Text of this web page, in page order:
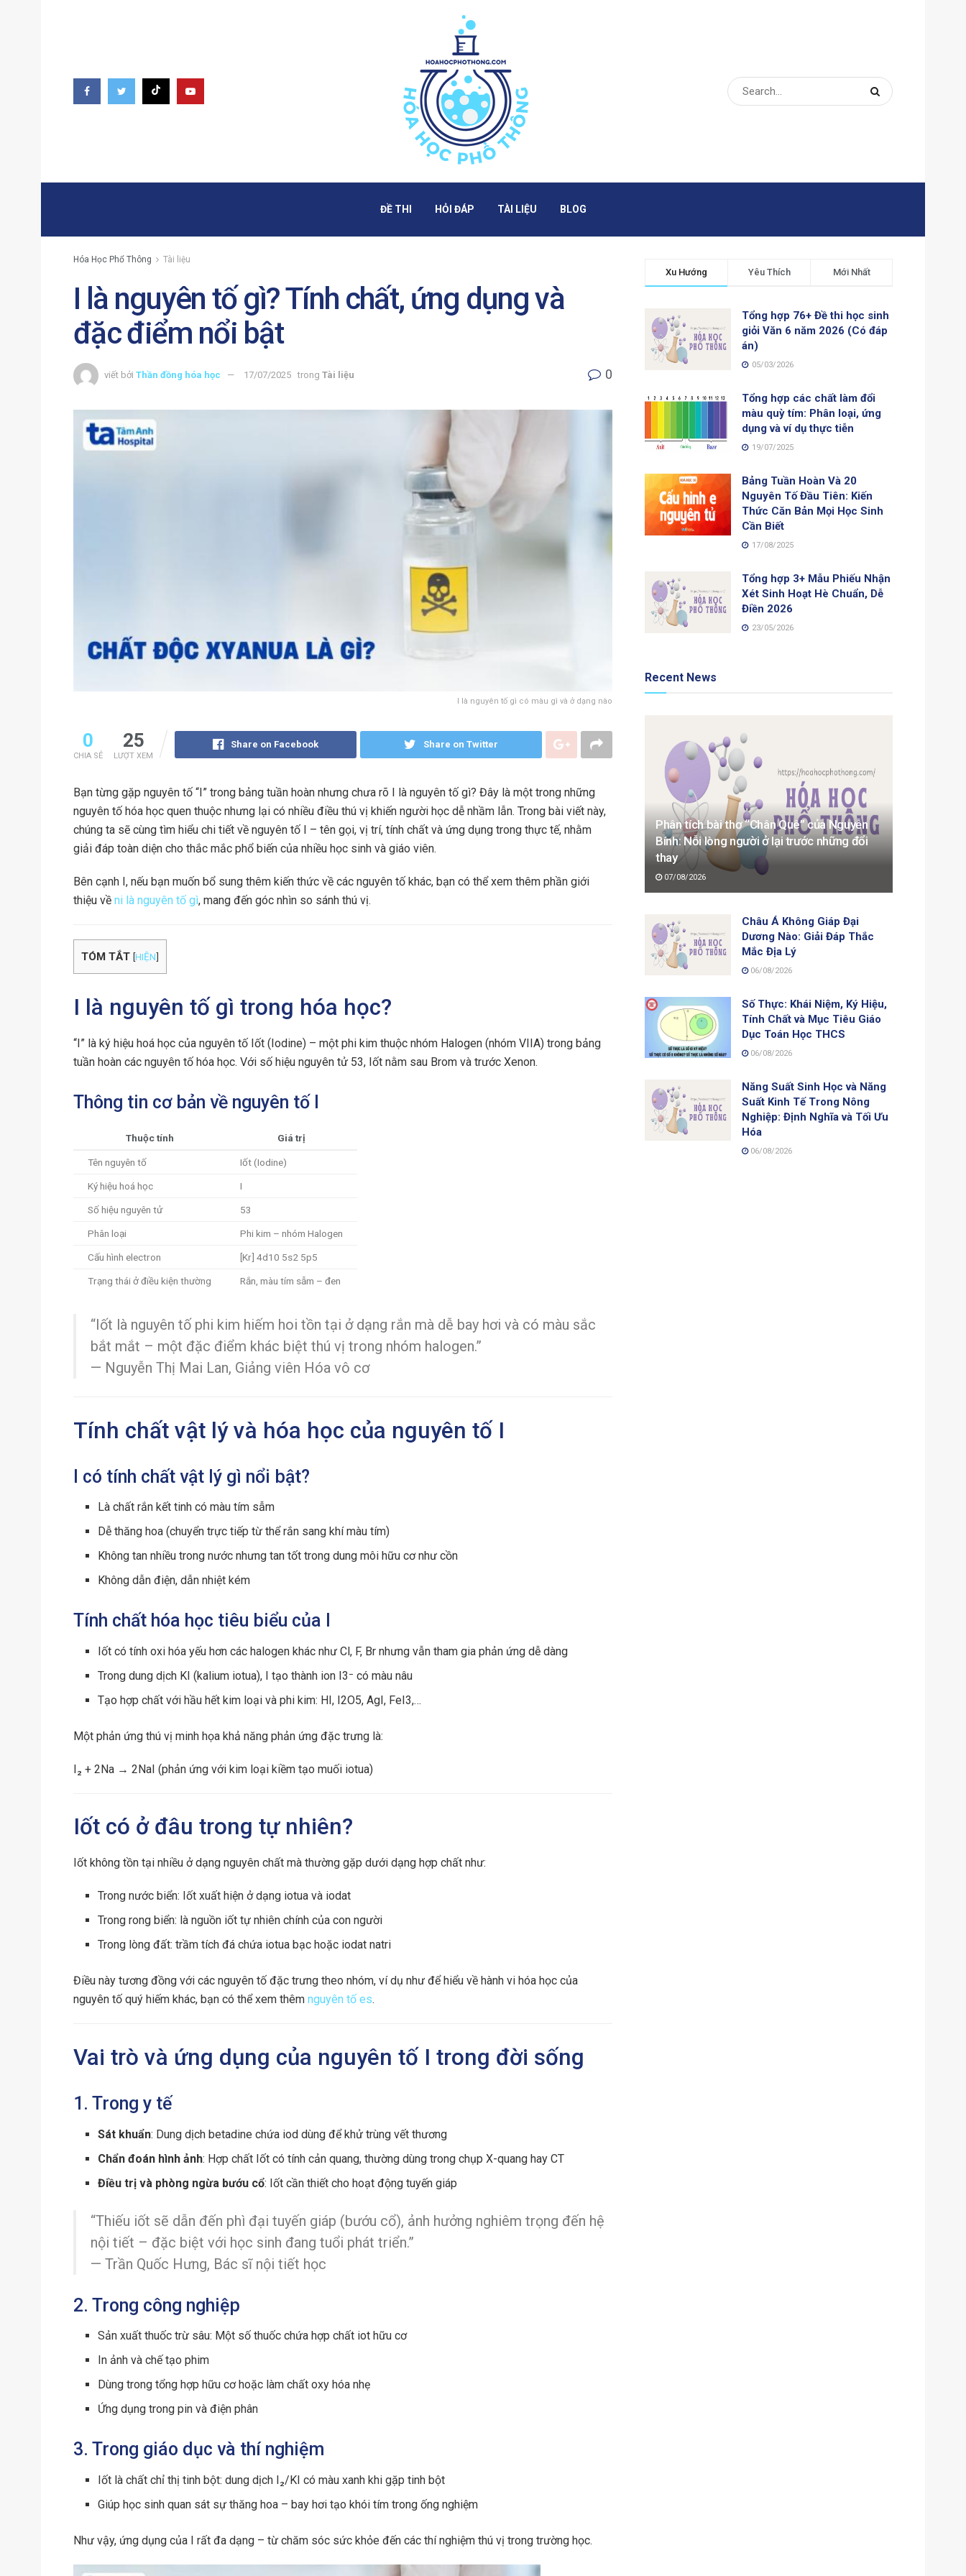
ĐỀ THI HỎI ĐÁP TÀI LIỆU BLOG
Hóa Học Phổ Thông Tài liệu
I là nguyên tố gì? Tính chất, ứng dụng và
đặc điểm nổi bật
viết bởi Thần đồng hóa học 17/07/2025 trong Tài liệu 0
I là nguyên tố gì có màu gì và ở dạng nào
0
CHIA SẺ
25
LƯỢT XEM
Share on Facebook Share on Twitter
Bạn từng gặp nguyên tố “I” trong bảng tuần hoàn nhưng chưa rõ I là nguyên tố gì? Đây là một trong những
nguyên tố hóa học quen thuộc nhưng lại có nhiều điều thú vị khiến người học dễ nhầm lẫn. Trong bài viết này,
chúng ta sẽ cùng tìm hiểu chi tiết về nguyên tố I – tên gọi, vị trí, tính chất và ứng dụng trong thực tế, nhằm
giải đáp toàn diện cho thắc mắc phổ biến của nhiều học sinh và giáo viên.
Bên cạnh I, nếu bạn muốn bổ sung thêm kiến thức về các nguyên tố khác, bạn có thể xem thêm phần giới
thiệu về ni là nguyên tố gì, mang đến góc nhìn so sánh thú vị.
TÓM TẮT [HIỆN]
I là nguyên tố gì trong hóa học?
“I” là ký hiệu hoá học của nguyên tố Iốt (Iodine) – một phi kim thuộc nhóm Halogen (nhóm VIIA) trong bảng
tuần hoàn các nguyên tố hóa học. Với số hiệu nguyên tử 53, Iốt nằm sau Brom và trước Xenon.
Thông tin cơ bản về nguyên tố I
Thuộc tính Giá trị
Tên nguyên tố Iốt (Iodine)
Ký hiệu hoá học I
Số hiệu nguyên tử 53
Phân loại Phi kim – nhóm Halogen
Cấu hình electron [Kr] 4d10 5s2 5p5
Trạng thái ở điều kiện thường Rắn, màu tím sẫm – đen
“Iốt là nguyên tố phi kim hiếm hoi tồn tại ở dạng rắn mà dễ bay hơi và có màu sắc
bắt mắt – một đặc điểm khác biệt thú vị trong nhóm halogen.”
— Nguyễn Thị Mai Lan, Giảng viên Hóa vô cơ
Tính chất vật lý và hóa học của nguyên tố I
I có tính chất vật lý gì nổi bật?
Là chất rắn kết tinh có màu tím sẫm
Dễ thăng hoa (chuyển trực tiếp từ thể rắn sang khí màu tím)
Không tan nhiều trong nước nhưng tan tốt trong dung môi hữu cơ như cồn
Không dẫn điện, dẫn nhiệt kém
Tính chất hóa học tiêu biểu của I
Iốt có tính oxi hóa yếu hơn các halogen khác như Cl, F, Br nhưng vẫn tham gia phản ứng dễ dàng
Trong dung dịch KI (kalium iotua), I tạo thành ion I3⁻ có màu nâu
Tạo hợp chất với hầu hết kim loại và phi kim: HI, I2O5, AgI, FeI3,…
Một phản ứng thú vị minh họa khả năng phản ứng đặc trưng là:
I₂ + 2Na → 2NaI (phản ứng với kim loại kiềm tạo muối iotua)
Iốt có ở đâu trong tự nhiên?
Iốt không tồn tại nhiều ở dạng nguyên chất mà thường gặp dưới dạng hợp chất như:
Trong nước biển: Iốt xuất hiện ở dạng iotua và iodat
Trong rong biển: là nguồn iốt tự nhiên chính của con người
Trong lòng đất: trầm tích đá chứa iotua bạc hoặc iodat natri
Điều này tương đồng với các nguyên tố đặc trưng theo nhóm, ví dụ như để hiểu về hành vi hóa học của
nguyên tố quý hiếm khác, bạn có thể xem thêm nguyên tố es.
Vai trò và ứng dụng của nguyên tố I trong đời sống
1. Trong y tế
Sát khuẩn: Dung dịch betadine chứa iod dùng để khử trùng vết thương
Chẩn đoán hình ảnh: Hợp chất Iốt có tính cản quang, thường dùng trong chụp X-quang hay CT
Điều trị và phòng ngừa bướu cổ: Iốt cần thiết cho hoạt động tuyến giáp
“Thiếu iốt sẽ dẫn đến phì đại tuyến giáp (bướu cổ), ảnh hưởng nghiêm trọng đến hệ
nội tiết – đặc biệt với học sinh đang tuổi phát triển.”
— Trần Quốc Hưng, Bác sĩ nội tiết học
2. Trong công nghiệp
Sản xuất thuốc trừ sâu: Một số thuốc chứa hợp chất iot hữu cơ
In ảnh và chế tạo phim
Dùng trong tổng hợp hữu cơ hoặc làm chất oxy hóa nhẹ
Ứng dụng trong pin và điện phân
3. Trong giáo dục và thí nghiệm
Iốt là chất chỉ thị tinh bột: dung dịch I₂/KI có màu xanh khi gặp tinh bột
Giúp học sinh quan sát sự thăng hoa – bay hơi tạo khói tím trong ống nghiệm
Như vậy, ứng dụng của I rất đa dạng – từ chăm sóc sức khỏe đến các thí nghiệm thú vị trong trường học.
Xu Hướng Yêu Thích Mới Nhất
Tổng hợp 76+ Đề thi học sinh
giỏi Văn 6 năm 2026 (Có đáp
án)
05/03/2026
Tổng hợp các chất làm đổi
màu quỳ tím: Phân loại, ứng
dụng và ví dụ thực tiễn
19/07/2025
Bảng Tuần Hoàn Và 20
Nguyên Tố Đầu Tiên: Kiến
Thức Căn Bản Mọi Học Sinh
Cần Biết
17/08/2025
Tổng hợp 3+ Mẫu Phiếu Nhận
Xét Sinh Hoạt Hè Chuẩn, Dễ
Điền 2026
23/05/2026
Recent News
Phân tích bài thơ “Chân Quê” của Nguyễn
Bính: Nỗi lòng người ở lại trước những đổi
thay
07/08/2026
Châu Á Không Giáp Đại
Dương Nào: Giải Đáp Thắc
Mắc Địa Lý
06/08/2026
Số Thực: Khái Niệm, Ký Hiệu,
Tính Chất và Mục Tiêu Giáo
Dục Toán Học THCS
06/08/2026
Năng Suất Sinh Học và Năng
Suất Kinh Tế Trong Nông
Nghiệp: Định Nghĩa và Tối Ưu
Hóa
06/08/2026